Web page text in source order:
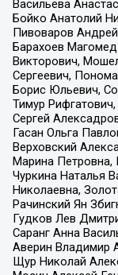
Васильева
Бойко Анатолий
Пивоваров Андрей
Барахоев
Викторович,
Сергеевич,
Борис Юльевич,
Тимур
Сергей
Гасан Ольга
Верховский
Марина Петровна,
Чуркина Наталья
Николаевна,
Рачинский Ян
Гудков Лев
Саранг Анна
Аверин Владимир
Щур Николай